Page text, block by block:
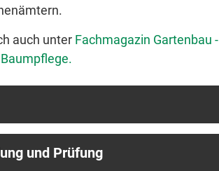
auch unter Fachmagazin Gartenbau -
und Prüfung